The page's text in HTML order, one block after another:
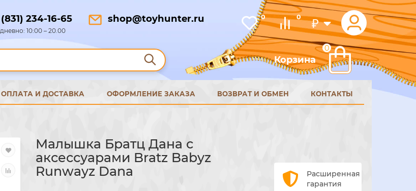
₽
0
0
234-16-65
10:00 – 20.00
shop@toyhunter.ru
Корзина
0
ОПЛАТА И ДОСТАВКА ОФОРМЛЕНИЕ ЗАКАЗА ВОЗВРАТ И ОБМЕН КОНТАКТЫ
Малышка Братц Дана с
аксессуарами Bratz Babyz
Runwayz Dana
Расширенная
гарантия